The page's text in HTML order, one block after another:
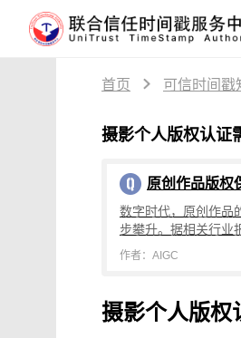
首页 可信时间戳
摄影个人版权认证
数字时代，原创作品
步攀升。据相关行业
国内原创作品侵权投
作者：AIGC
摄影个人版权